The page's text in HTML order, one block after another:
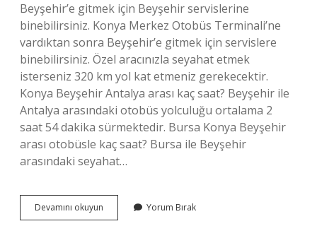
Beyşehir’e gitmek için Beyşehir servislerine
binebilirsiniz. Konya Merkez Otobüs Terminali’ne
vardıktan sonra Beyşehir’e gitmek için servislere
binebilirsiniz. Özel aracınızla seyahat etmek
isterseniz 320 km yol kat etmeniz gerekecektir.
Konya Beyşehir Antalya arası kaç saat? Beyşehir ile
Antalya arasındaki otobüs yolculuğu ortalama 2
saat 54 dakika sürmektedir. Bursa Konya Beyşehir
arası otobüsle kaç saat? Bursa ile Beyşehir
arasındaki seyahat…
Devamını okuyun
Beyşehir
Yorum Bırak